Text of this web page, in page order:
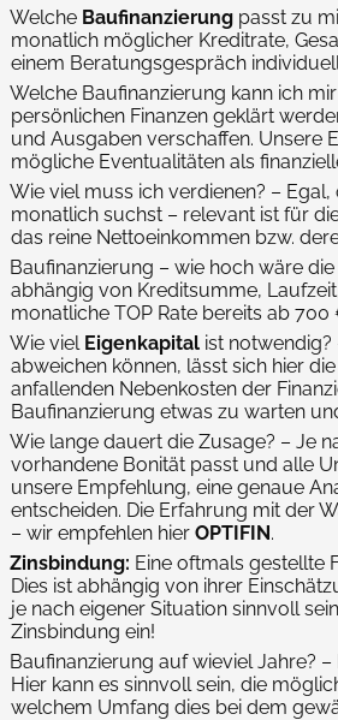
Welche Baufinanzierung passt zu
monatlich möglicher Kreditrate,
einem Beratungsgespräch
Welche Baufinanzierung kann ich
persönlichen Finanzen geklärt
und Ausgaben verschaffen. Unsere
mögliche Eventualitäten als
Wie viel muss ich verdienen? –
monatlich suchst – relevant ist für
das reine Nettoeinkommen bzw.
Baufinanzierung – wie hoch wäre die
abhängig von Kreditsumme,
monatliche TOP Rate bereits ab
Wie viel Eigenkapital ist
abweichen können, lässt sich hier
anfallenden Nebenkosten der
Baufinanzierung etwas zu warten
Wie lange dauert die Zusage? – Je
vorhandene Bonität passt und alle
unsere Empfehlung, eine genaue
entscheiden. Die Erfahrung mit der
– wir empfehlen hier OPTIFIN.
Zinsbindung: Eine oftmals gestellte
Dies ist abhängig von ihrer
je nach eigener Situation sinnvoll
Zinsbindung ein!
Baufinanzierung auf wieviel Jahre?
Hier kann es sinnvoll sein, die
welchem Umfang dies bei dem